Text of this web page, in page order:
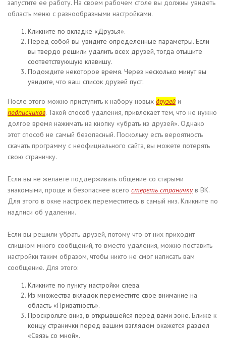
запустите ее работу. На своем рабочем столе вы должны увидеть
область меню с разнообразными настройками.
Кликните по вкладке «Друзья».
Перед собой вы увидите определенные параметры. Если
вы твердо решили удалить всех друзей, тогда отыщите
соответствующую клавишу.
Подождите некоторое время. Через несколько минут вы
увидите, что ваш список друзей пуст.
После этого можно приступить к набору новых друзей и
подписчиков. Такой способ удаления, привлекает тем, что не нужно
долгое время нажимать на кнопку «убрать из друзей». Однако
этот способ не самый безопасный. Поскольку есть вероятность
скачать программу с неофициального сайта, вы можете потерять
свою страничку.
Если вы не желаете поддерживать общение со старыми
знакомыми, проще и безопаснее всего стереть страничкув ВК.
Для этого в окне настроек переместитесь в самый низ. Кликните по
надписи об удалении.
Если вы решили убрать друзей, потому что от них приходит
слишком много сообщений, то вместо удаления, можно поставить
настройки таким образом, чтобы никто не смог написать вам
сообщение. Для этого:
Кликните по пункту настройки слева.
Из множества вкладок переместите свое внимание на
область «Приватность».
Проскрольте вниз, в открывшейся перед вами зоне. Ближе к
концу странички перед вашим взглядом окажется раздел
«Связь со мной».